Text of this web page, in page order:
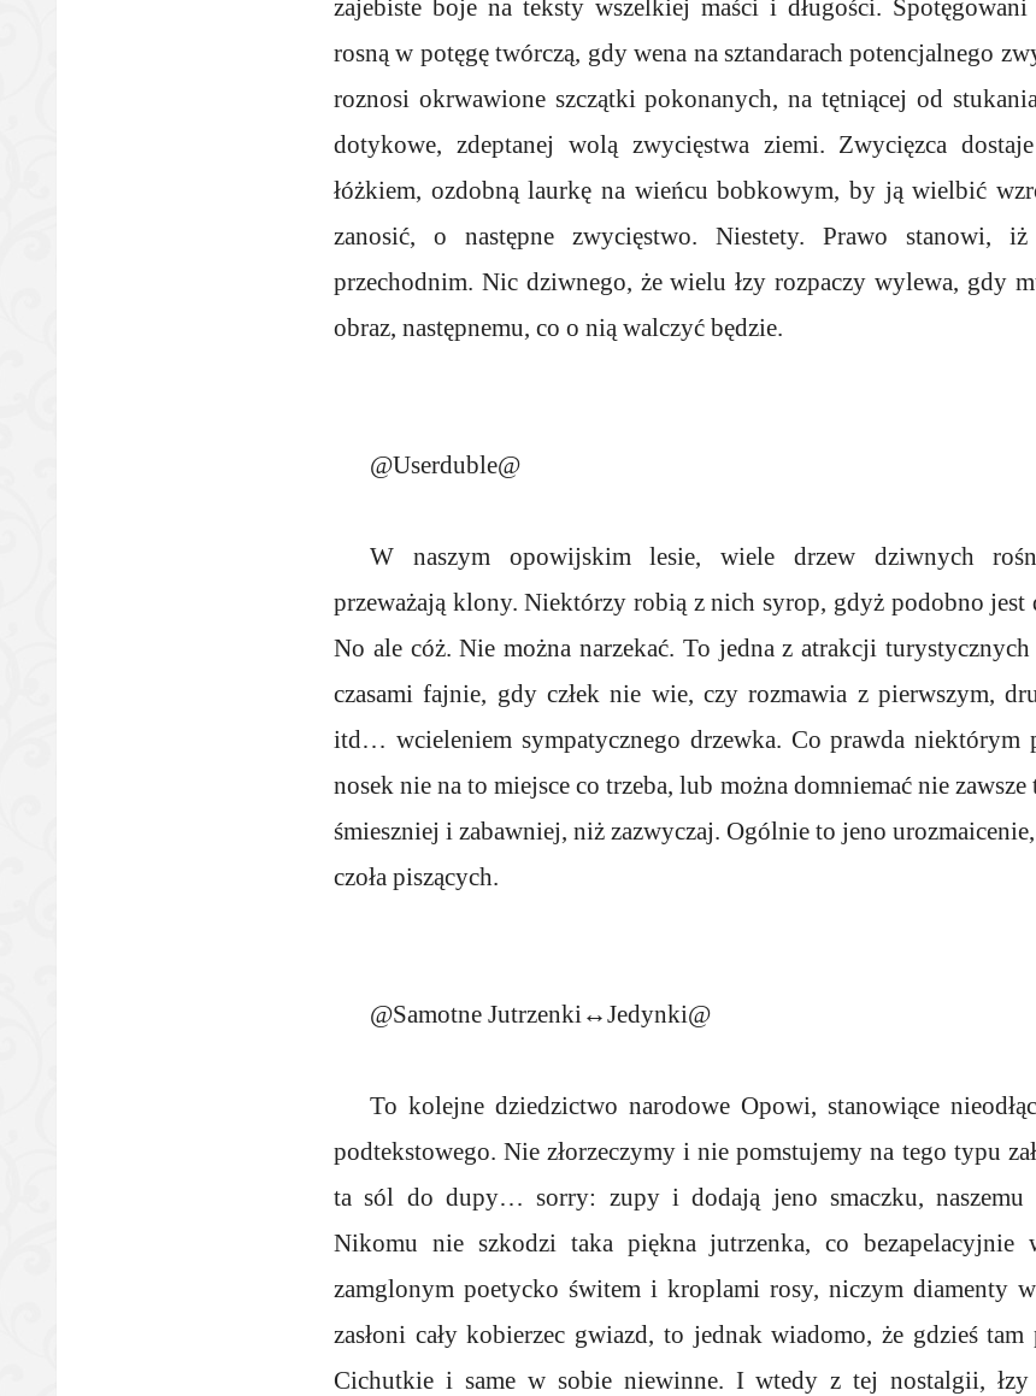
zajebiste boje na teksty wszelkiej maści i długości.
rosną w potęgę twórczą, gdy wena na sztandarach potencjalnego
roznosi okrwawione szczątki pokonanych, na tętniącej od
dotykowe, zdeptanej wolą zwycięstwa ziemi. Zwycięzca
łóżkiem, ozdobną laurkę na wieńcu bobkowym, by ją wielbić
zanosić, o następne zwycięstwo. Niestety. Prawo stanowi,
przechodnim. Nic dziwnego, że wielu łzy rozpaczy wylewa, gdy
obraz, następnemu, co o nią walczyć będzie.
@Userduble@
W naszym opowijskim lesie, wiele drzew dziwnych
przeważają klony. Niektórzy robią z nich syrop, gdyż podobno jest
No ale cóż. Nie można narzekać. To jedna z atrakcji
czasami fajnie, gdy człek nie wie, czy rozmawia z pierwszym,
itd… wcieleniem sympatycznego drzewka. Co prawda niektórym
nosek nie na to miejsce co trzeba, lub można domniemać nie
śmieszniej i zabawniej, niż zazwyczaj. Ogólnie to jeno
czoła piszących.
@Samotne Jutrzenki↔Jedynki@
To kolejne dziedzictwo narodowe Opowi, stanowiące
podtekstowego. Nie złorzeczymy i nie pomstujemy na tego typu
ta sól do dupy… sorry: zupy i dodają jeno smaczku, naszemu
Nikomu nie szkodzi taka piękna jutrzenka, co bezapelacyjnie
zamglonym poetycko świtem i kroplami rosy, niczym diamenty
zasłoni cały kobierzec gwiazd, to jednak wiadomo, że gdzieś
Cichutkie i same w sobie niewinne. I wtedy z tej nostalgii, łzy